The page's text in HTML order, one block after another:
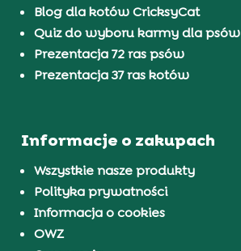
Blog dla kotów CricksyCat
Quiz do wyboru karmy dla psów
Prezentacja 72 ras psów
Prezentacja 37 ras kotów
Informacje o zakupach
Wszystkie nasze produkty
Polityka prywatności
Informacja o cookies
OWZ